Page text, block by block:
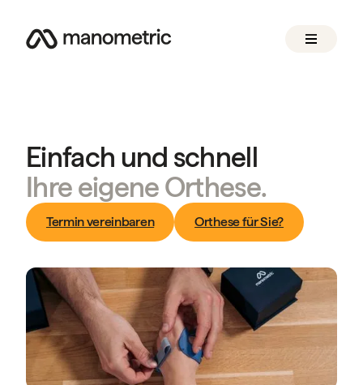
Einfach und schnell
Ihre eigene Orthese.
Termin vereinbaren Orthese für Sie?